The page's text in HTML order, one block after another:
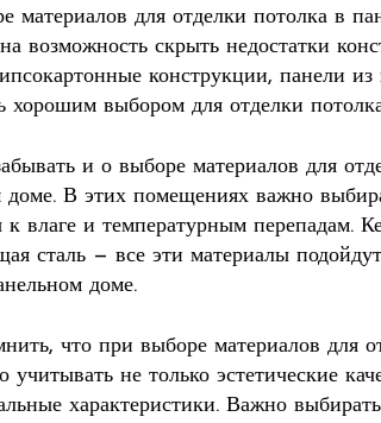
материалов для отделки потолка в
возможность скрыть недостатки
конструкции, панели
хорошим выбором для отделки
и о выборе материалов для
доме. В этих помещениях важно
влаге и температурным перепадам.
сталь — все эти материалы
доме.
что при выборе материалов для
учитывать не только эстетические
характеристики. Важно